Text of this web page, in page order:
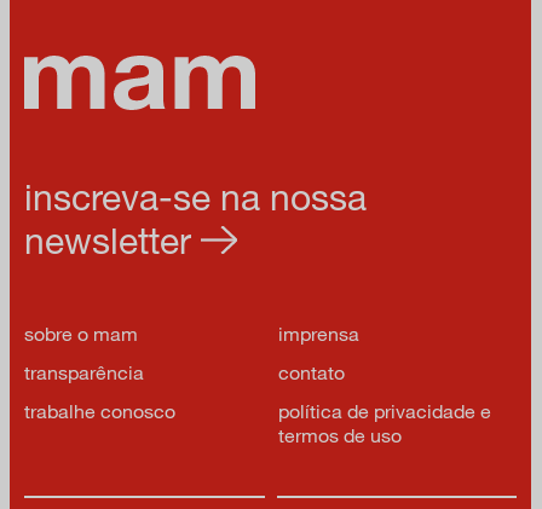
inscreva-se na nossa
newsletter
sobre o mam
imprensa
transparência
contato
trabalhe conosco
política de privacidade e
termos de uso